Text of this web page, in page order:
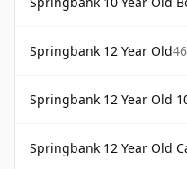
Springbank 12 Year Old
Springbank 12 Year Old
Springbank 12 Year Old